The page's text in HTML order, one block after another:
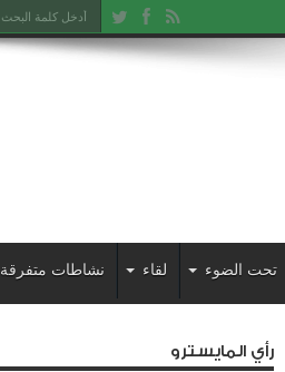
تحت الضوء لقاء نشاطات متفرقة
رأي المايسترو